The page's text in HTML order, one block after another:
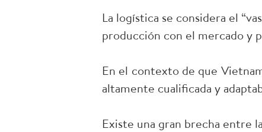
La logística se considera el
producción con el mercado y
En el contexto de que
altamente cualificada y
Existe una gran brecha entre